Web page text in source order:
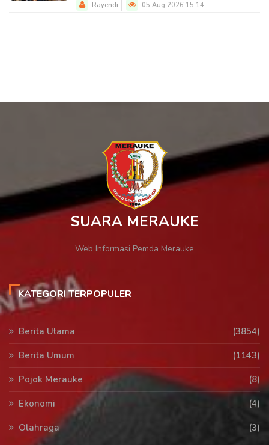
Rayendi 05 Aug 2026 15:14
SUARA MERAUKE
Web Informasi Pemda Merauke
KATEGORI TERPOPULER
Berita Utama
(3854)
Berita Umum
(1143)
Pojok Merauke
(8)
Ekonomi
(4)
Olahraga
(3)